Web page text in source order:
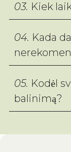
03. Kiek
04. Kada
05. Kodėl
balinimą?